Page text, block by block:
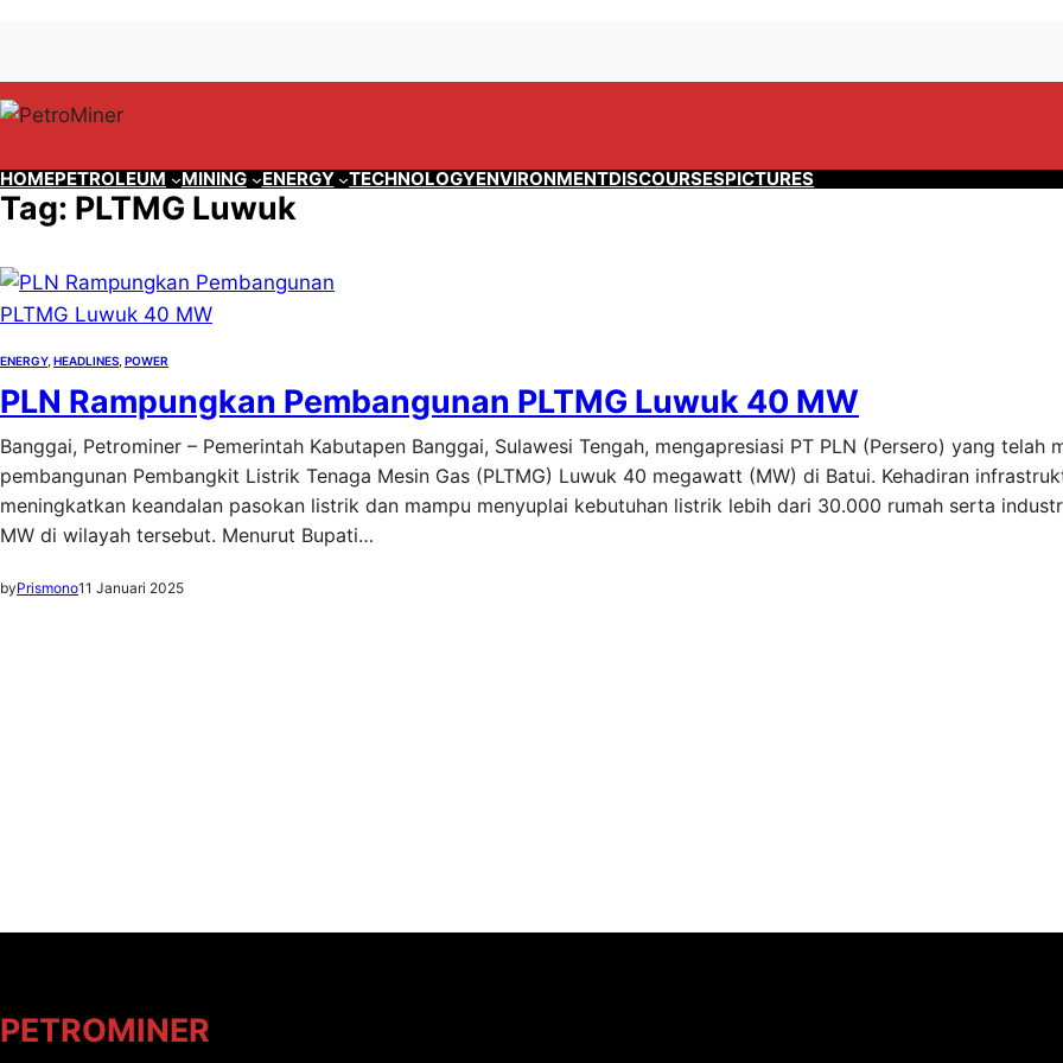
konten
content
HOMEPETROLEUM MINING ENERGY TECHNOLOGYENVIRONMENTDISCOURSESPICTURES
Tag: PLTMG Luwuk
ENERGY, HEADLINES POWER
PLN Rampungkan Pembangunan PLTMG Luwuk 40 MW
Banggai, Petrominer – Pemerintah Kabutapen Banggai, Sulawesi Tengah, mengapresiasi PT PLN (Persero) yang telah
pembangunan Pembangkit Listrik Tenaga Mesin Gas (PLTMG) Luwuk 40 megawatt (MW) di Batui. Kehadiran
meningkatkan keandalan pasokan listrik dan mampu menyuplai kebutuhan listrik lebih dari 30.000 rumah serta
MW di wilayah tersebut. Menurut Bupati…
byPrismono11 Januari 2025
PETROMINER